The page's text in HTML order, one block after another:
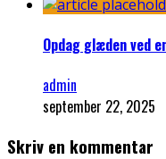
Opdag glæden ved
admin
september 22, 2025
Skriv en kommentar